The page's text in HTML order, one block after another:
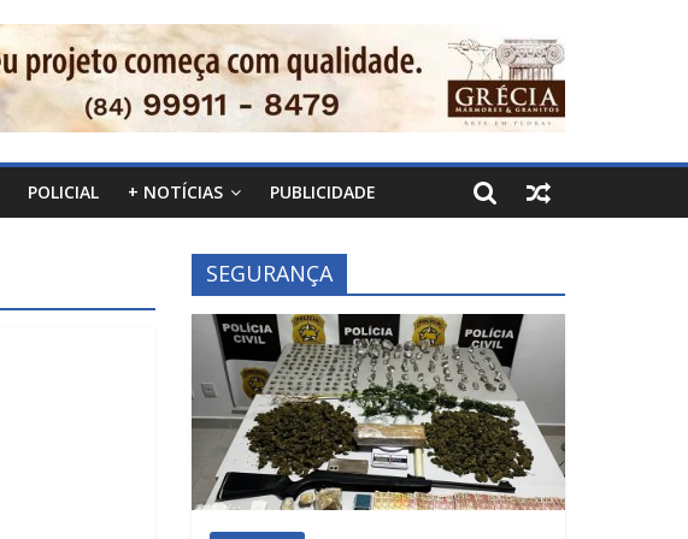
POLICIAL + NOTÍCIAS PUBLICIDADE
SEGURANÇA